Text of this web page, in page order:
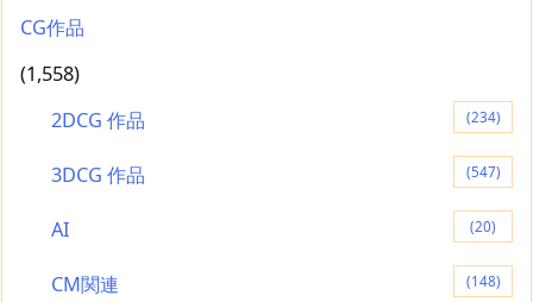
CG作品
(1,558)
2DCG 作品
(234)
3DCG 作品 (547)
AI (20)
CM関連 (148)